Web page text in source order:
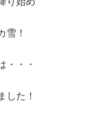
雪！
・・・
した！